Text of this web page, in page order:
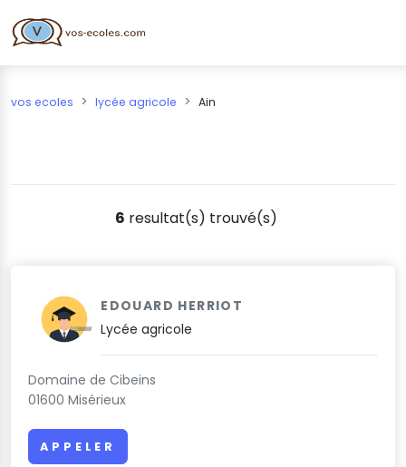
vos ecoles lycée agricole Ain
6 resultat(s) trouvé(s)
EDOUARD HERRIOT
Lycée agricole
Domaine de Cibeins
01600 Misérieux
APPELER